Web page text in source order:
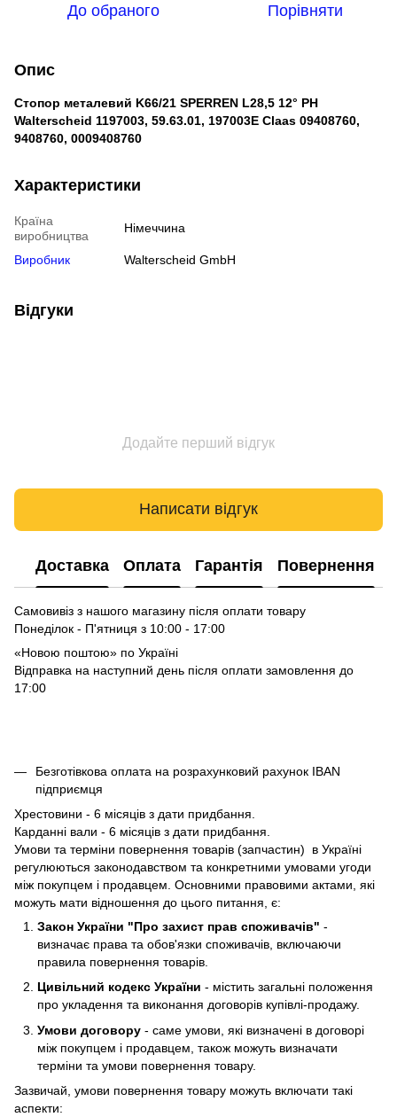
До обраного Порівняти
Опис
Стопор металевий K66/21 SPERREN L28,5 12° PH
Walterscheid 1197003, 59.63.01, 197003E Claas 09408760,
9408760, 0009408760
Характеристики
Країна
виробництва
Німеччина
Виробник Walterscheid GmbH
Відгуки
Додайте перший відгук
Написати відгук
Доставка Оплата Гарантія Повернення
Самовивіз з нашого магазину після оплати товару
Понеділок - П'ятниця з 10:00 - 17:00
«Новою поштою» по Україні
Відправка на наступний день після оплати замовлення до
17:00
Безготівкова оплата на розрахунковий рахунок IBAN
підприємця
Хрестовини - 6 місяців з дати придбання.
Карданні вали - 6 місяців з дати придбання.
Умови та терміни повернення товарів (запчастин) в Україні
регулюються законодавством та конкретними умовами угоди
між покупцем і продавцем. Основними правовими актами, які
можуть мати відношення до цього питання, є:
Закон України "Про захист прав споживачів" -
визначає права та обов'язки споживачів, включаючи
правила повернення товарів.
Цивільний кодекс України - містить загальні положення
про укладення та виконання договорів купівлі-продажу.
Умови договору - саме умови, які визначені в договорі
між покупцем і продавцем, також можуть визначати
терміни та умови повернення товару.
Зазвичай, умови повернення товару можуть включати такі
аспекти: